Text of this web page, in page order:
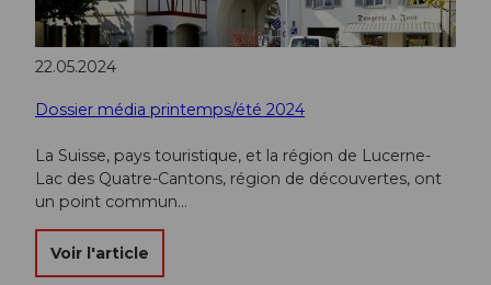
22.05.2024
Dossier média printemps/été 2024
La Suisse, pays touristique, et la région de Lucerne-
Lac des Quatre-Cantons, région de découvertes, ont
un point commun…
Voir l'article